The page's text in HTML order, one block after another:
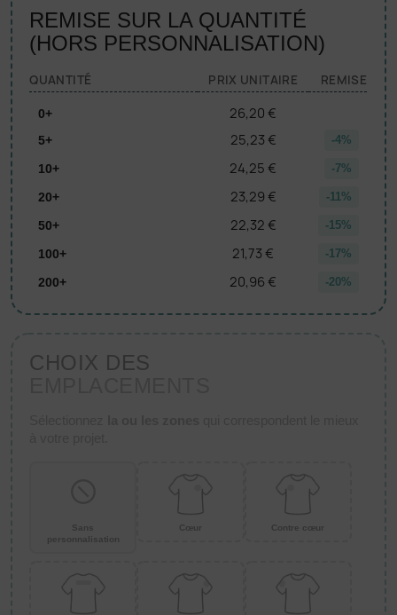
REMISE SUR LA QUANTITÉ
(HORS PERSONNALISATION)
QUANTITÉ PRIX UNITAIRE REMISE
0+ 26,20 €
5+ 25,23 € -4%
10+ 24,25 € -7%
20+ 23,29 € -11%
50+ 22,32 € -15%
100+ 21,73 € -17%
200+ 20,96 € -20%
CHOIX DES
Sans
personnalisation
Cœur Contre cœur